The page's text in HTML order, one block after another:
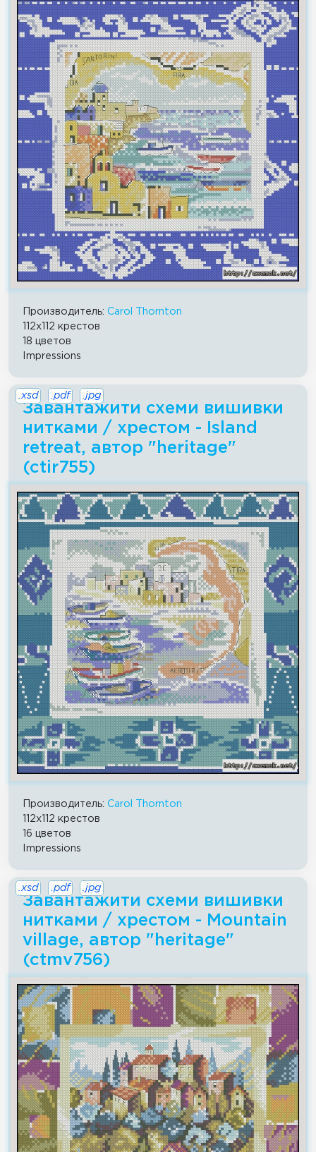
Производитель: Carol Thornton
112x112 крестов
18 цветов
Impressions
Завантажити схеми вишивки
нитками / хрестом - Island
retreat, автор "heritage"
(ctir755)
.xsd .pdf .jpg
Производитель: Carol Thornton
112x112 крестов
16 цветов
Impressions
Завантажити схеми вишивки
нитками / хрестом - Mountain
village, автор "heritage"
(ctmv756)
.xsd .pdf .jpg